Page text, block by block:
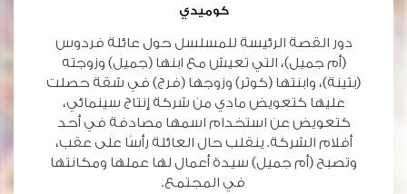
كوميدي
دور القصة الرئيسة للمسلسل حول عائلة فردوس
(أم جميل)، التي تعيش مع ابنها (جميل) وزوجته
(بثينة)، وابنتها (كوثر) وزوجها (فرج) في شقة حصلت
عليها كتعويض مادي من شركة إنتاج سينمائي،
كتعويض عن استخدام اسمها مصادفة في أحد
أفلام الشركة. ينقلب حال العائلة رأسًا على عقب،
وتصبح (أم جميل) سيدة أعمال لها عملها ومكانتها
في المجتمع.